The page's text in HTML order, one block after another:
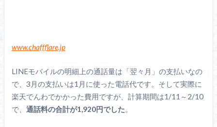
www.chaffflare.jp
LINEモバイルの明細上の通話量は「翌々月」の支払いなの
で、3月の支払いは1月に使った電話代です。そして実際に
楽天でんわでかかった費用ですが、計算期間は1/11～2/10
で、 通話料の合計が1,920円でした。